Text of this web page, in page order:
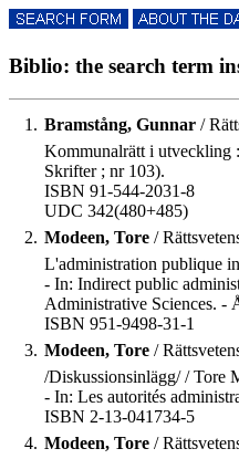
Biblio: the search term
1. Bramstång, Gunnar /
Kommunalrätt i utveckling
Skrifter ; nr 103).
ISBN 91-544-2031-8
UDC 342(480+485)
2. Modeen, Tore /
L'administration publique
- In: Indirect public
Administrative Sciences. -
ISBN 951-9498-31-1
3. Modeen, Tore /
/Diskussionsinlägg/ / Tore
- In: Les autorités
ISBN 2-13-041734-5
4. Modeen, Tore /